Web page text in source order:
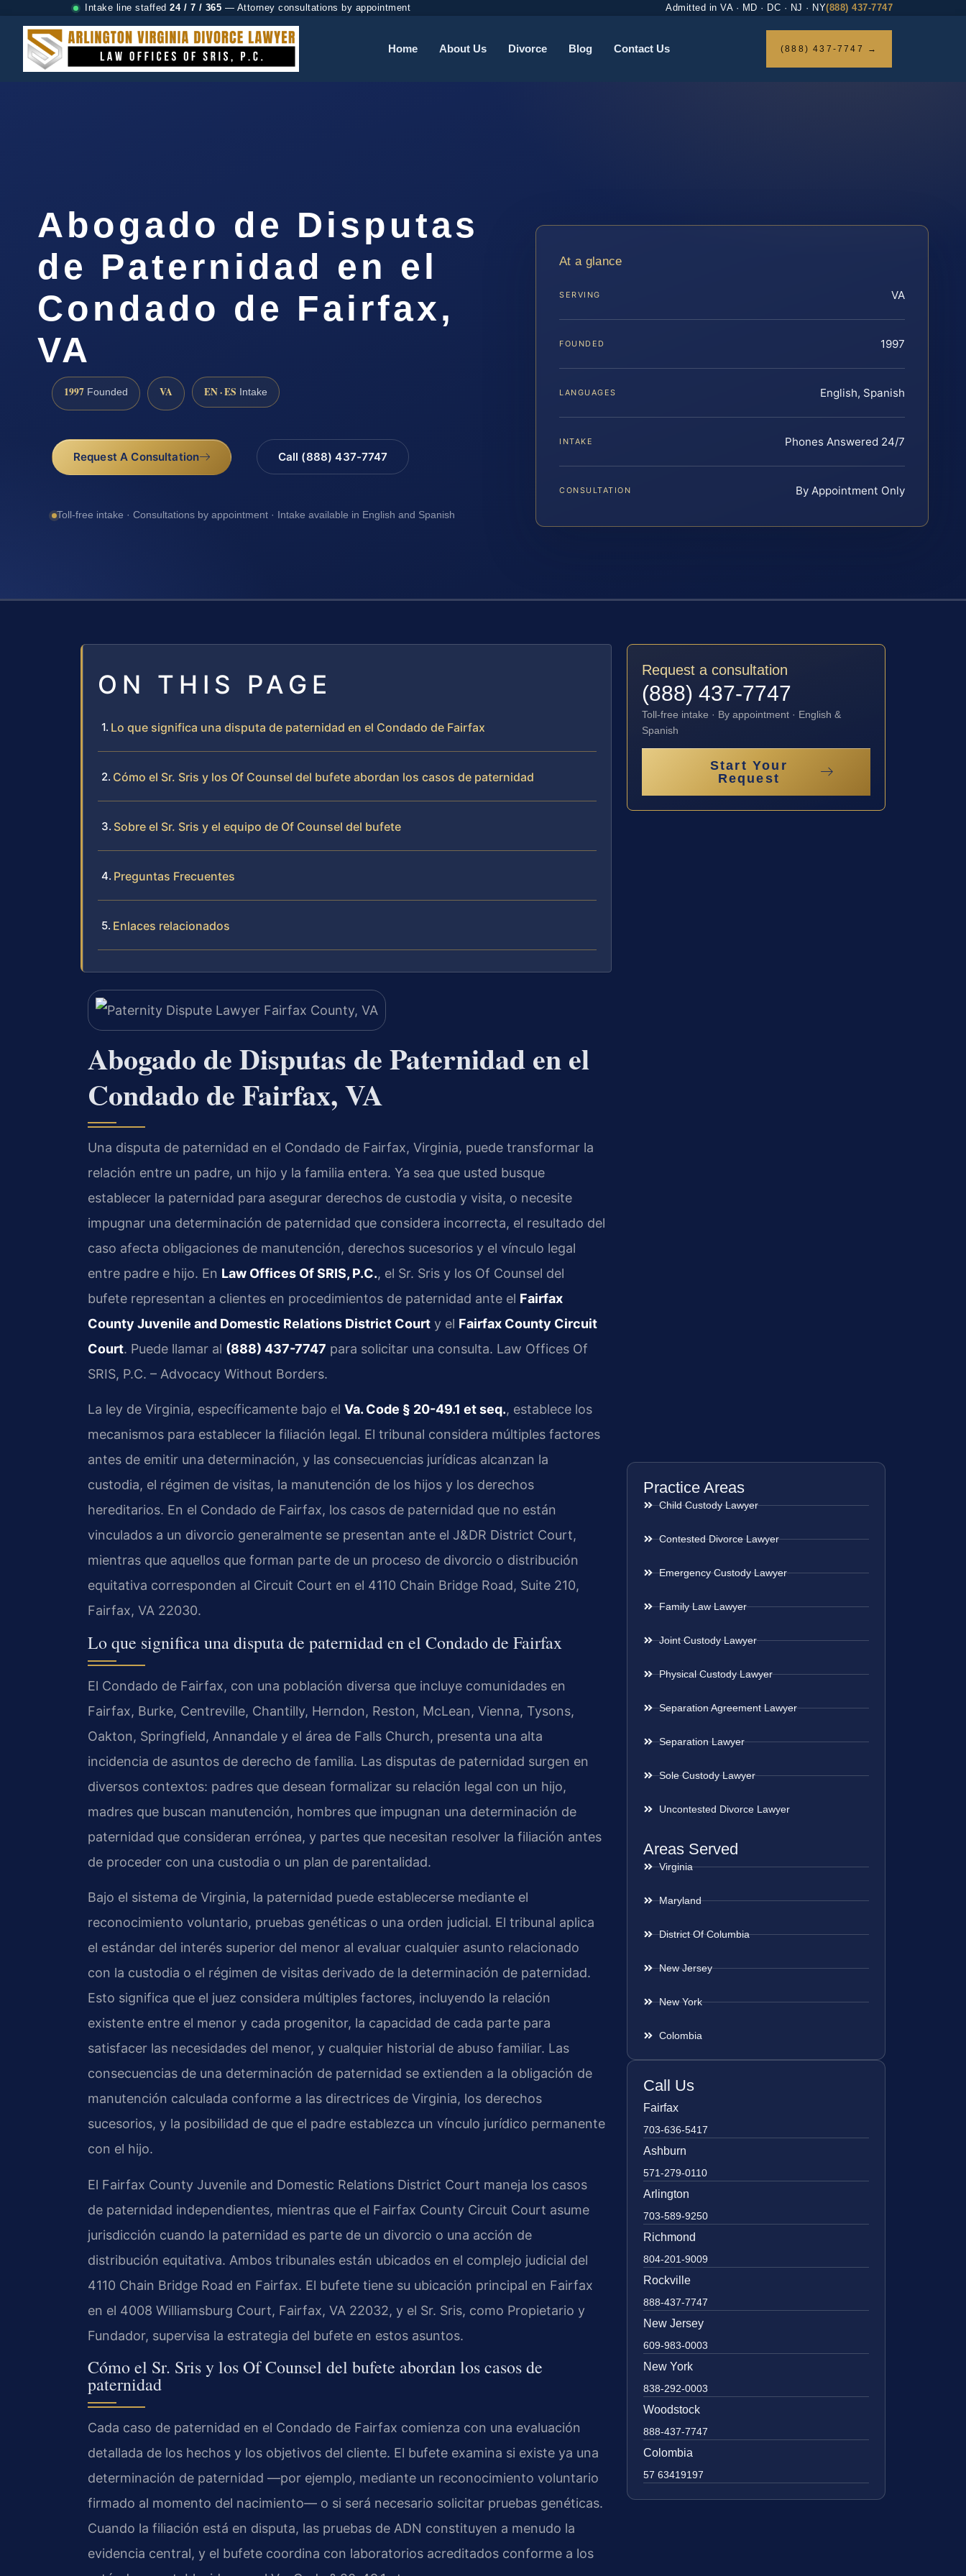
Intake line staffed 24 / 7 / 365 — Attorney consultations by appointment Admitted in VA · MD · DC · NJ · NY(888) 437-7747
Home About Us Divorce Blog Contact Us (888) 437-7747 →
Abogado de Disputas
de Paternidad en el
Condado de Fairfax,
VA
1997 Founded VA EN · ES Intake
Request A Consultation Call (888) 437-7747
Toll-free intake · Consultations by appointment · Intake available in English and Spanish
At a glance
SERVING VA
FOUNDED 1997
LANGUAGES English, Spanish
INTAKE Phones Answered 24/7
CONSULTATION By Appointment Only
ON THIS PAGE
Lo que significa una disputa de paternidad en el Condado de Fairfax
Cómo el Sr. Sris y los Of Counsel del bufete abordan los casos de paternidad
Sobre el Sr. Sris y el equipo de Of Counsel del bufete
Preguntas Frecuentes
Enlaces relacionados
Abogado de Disputas de Paternidad en el
Condado de Fairfax, VA
Una disputa de paternidad en el Condado de Fairfax, Virginia, puede transformar la
relación entre un padre, un hijo y la familia entera. Ya sea que usted busque
establecer la paternidad para asegurar derechos de custodia y visita, o necesite
impugnar una determinación de paternidad que considera incorrecta, el resultado del
caso afecta obligaciones de manutención, derechos sucesorios y el vínculo legal
entre padre e hijo. En Law Offices Of SRIS, P.C., el Sr. Sris y los Of Counsel del
bufete representan a clientes en procedimientos de paternidad ante el Fairfax
County Juvenile and Domestic Relations District Court y el Fairfax County Circuit
Court. Puede llamar al (888) 437-7747 para solicitar una consulta. Law Offices Of
SRIS, P.C. – Advocacy Without Borders.
La ley de Virginia, específicamente bajo el Va. Code § 20-49.1 et seq., establece los
mecanismos para establecer la filiación legal. El tribunal considera múltiples factores
antes de emitir una determinación, y las consecuencias jurídicas alcanzan la
custodia, el régimen de visitas, la manutención de los hijos y los derechos
hereditarios. En el Condado de Fairfax, los casos de paternidad que no están
vinculados a un divorcio generalmente se presentan ante el J&DR District Court,
mientras que aquellos que forman parte de un proceso de divorcio o distribución
equitativa corresponden al Circuit Court en el 4110 Chain Bridge Road, Suite 210,
Fairfax, VA 22030.
Lo que significa una disputa de paternidad en el Condado de Fairfax
El Condado de Fairfax, con una población diversa que incluye comunidades en
Fairfax, Burke, Centreville, Chantilly, Herndon, Reston, McLean, Vienna, Tysons,
Oakton, Springfield, Annandale y el área de Falls Church, presenta una alta
incidencia de asuntos de derecho de familia. Las disputas de paternidad surgen en
diversos contextos: padres que desean formalizar su relación legal con un hijo,
madres que buscan manutención, hombres que impugnan una determinación de
paternidad que consideran errónea, y partes que necesitan resolver la filiación antes
de proceder con una custodia o un plan de parentalidad.
Bajo el sistema de Virginia, la paternidad puede establecerse mediante el
reconocimiento voluntario, pruebas genéticas o una orden judicial. El tribunal aplica
el estándar del interés superior del menor al evaluar cualquier asunto relacionado
con la custodia o el régimen de visitas derivado de la determinación de paternidad.
Esto significa que el juez considera múltiples factores, incluyendo la relación
existente entre el menor y cada progenitor, la capacidad de cada parte para
satisfacer las necesidades del menor, y cualquier historial de abuso familiar. Las
consecuencias de una determinación de paternidad se extienden a la obligación de
manutención calculada conforme a las directrices de Virginia, los derechos
sucesorios, y la posibilidad de que el padre establezca un vínculo jurídico permanente
con el hijo.
El Fairfax County Juvenile and Domestic Relations District Court maneja los casos
de paternidad independientes, mientras que el Fairfax County Circuit Court asume
jurisdicción cuando la paternidad es parte de un divorcio o una acción de
distribución equitativa. Ambos tribunales están ubicados en el complejo judicial del
4110 Chain Bridge Road en Fairfax. El bufete tiene su ubicación principal en Fairfax
en el 4008 Williamsburg Court, Fairfax, VA 22032, y el Sr. Sris, como Propietario y
Fundador, supervisa la estrategia del bufete en estos asuntos.
Cómo el Sr. Sris y los Of Counsel del bufete abordan los casos de
paternidad
Cada caso de paternidad en el Condado de Fairfax comienza con una evaluación
detallada de los hechos y los objetivos del cliente. El bufete examina si existe ya una
determinación de paternidad —por ejemplo, mediante un reconocimiento voluntario
firmado al momento del nacimiento— o si será necesario solicitar pruebas genéticas.
Cuando la filiación está en disputa, las pruebas de ADN constituyen a menudo la
evidencia central, y el bufete coordina con laboratorios acreditados conforme a los
Request a consultation
(888) 437-7747
Toll-free intake · By appointment · English &
Spanish
Start Your
Request
Practice Areas
Child Custody Lawyer
Contested Divorce Lawyer
Emergency Custody Lawyer
Family Law Lawyer
Joint Custody Lawyer
Physical Custody Lawyer
Separation Agreement Lawyer
Separation Lawyer
Sole Custody Lawyer
Uncontested Divorce Lawyer
Areas Served
Virginia
Maryland
District Of Columbia
New Jersey
New York
Colombia
Call Us
Fairfax
703-636-5417
Ashburn
571-279-0110
Arlington
703-589-9250
Richmond
804-201-9009
Rockville
888-437-7747
New Jersey
609-983-0003
New York
838-292-0003
Woodstock
888-437-7747
Colombia
57 63419197